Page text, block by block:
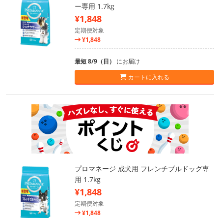
ー専用 1.7kg
¥1,848
定期便対象
¥1,848
最短 8/9（日） にお届け
カートに入れる
プロマネージ 成犬用 フレンチブルドッグ専
用 1.7kg
¥1,848
定期便対象
¥1,848